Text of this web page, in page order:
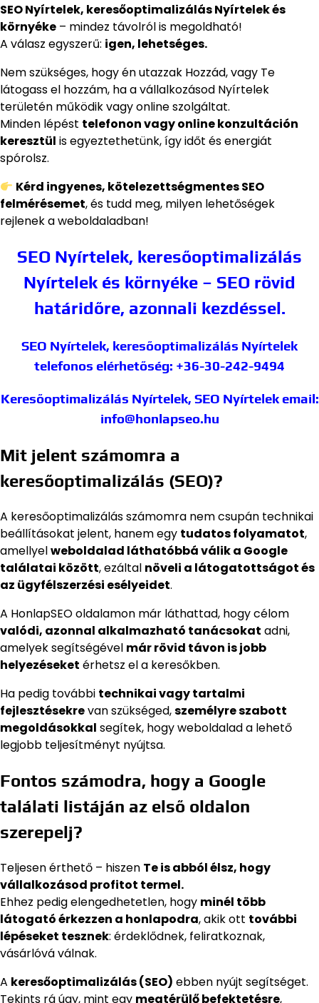
SEO Nyírtelek, keresőoptimalizálás Nyírtelek és
környéke – mindez távolról is megoldható!
A válasz egyszerű: igen, lehetséges.
Nem szükséges, hogy én utazzak Hozzád, vagy Te
látogass el hozzám, ha a vállalkozásod Nyírtelek
területén működik vagy online szolgáltat.
Minden lépést telefonon vagy online konzultáción
keresztül is egyeztethetünk, így időt és energiát
spórolsz.
Kérd ingyenes, kötelezettségmentes SEO
felmérésemet, és tudd meg, milyen lehetőségek
rejlenek a weboldaladban!
SEO Nyírtelek, keresőoptimalizálás
Nyírtelek és környéke – SEO rövid
határidőre, azonnali kezdéssel.
SEO Nyírtelek, keresőoptimalizálás Nyírtelek
telefonos elérhetőség: +36-30-242-9494
Keresőoptimalizálás Nyírtelek, SEO Nyírtelekemail:
info@honlapseo.hu
Mit jelent számomra a
keresőoptimalizálás (SEO)?
A keresőoptimalizálás számomra nem csupán technikai
beállításokat jelent, hanem egy tudatos folyamatot,
amellyelweboldalad láthatóbbá válik a Google
találatai között, ezáltal növeli a látogatottságot és
az ügyfélszerzési esélyeidet.
A HonlapSEO oldalamon már láthattad, hogy célom
valódi, azonnal alkalmazható tanácsokat adni,
amelyek segítségével már rövid távon is jobb
helyezéseket érhetsz el a keresőkben.
Ha pedig további technikai vagy tartalmi
fejlesztésekrevan szükséged,személyre szabott
megoldásokkal segítek, hogy weboldalad a lehető
legjobb teljesítményt nyújtsa.
Fontos számodra, hogy a Google
találati listáján az első oldalon
szerepelj?
Teljesen érthető – hiszen Te is abból élsz, hogy
vállalkozásod profitot termel.
Ehhez pedig elengedhetetlen, hogy minél több
látogató érkezzen a honlapodra, akik ott további
lépéseket tesznek: érdeklődnek, feliratkoznak,
vásárlóvá válnak.
A keresőoptimalizálás (SEO) ebben nyújt segítséget.
Tekints rá úgy, mint egy megtérülő befektetésre,